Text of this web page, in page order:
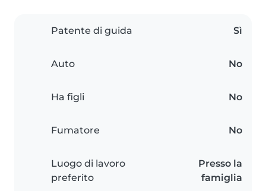
Patente di guida Sì
Auto No
Ha figli No
Fumatore No
Luogo di lavoro
preferito
Presso la
famiglia